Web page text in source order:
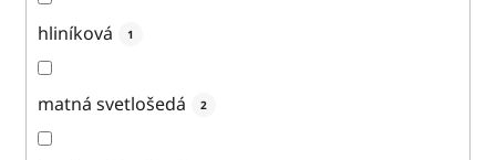
hliníková 1
matná svetlošedá 2